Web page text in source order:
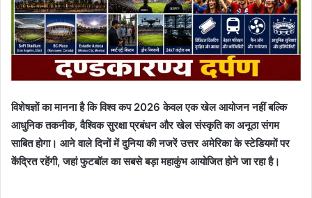
विशेषज्ञों का मानना है कि विश्व कप 2026 केवल एक खेल आयोजन नहीं बल्कि
आधुनिक तकनीक, वैश्विक सुरक्षा प्रबंधन और खेल संस्कृति का अनूठा संगम
साबित होगा। आने वाले दिनों में दुनिया की नजरें उत्तर अमेरिका के स्टेडियमों पर
केंद्रित रहेंगी, जहां फुटबॉल का सबसे बड़ा महाकुंभ आयोजित होने जा रहा है।